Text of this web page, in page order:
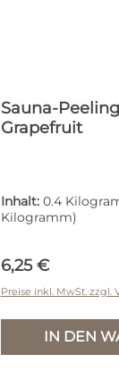
Sauna-
Grapefruit
Inhalt: 0.4
Kilogramm)
Regulärer Preis:
6,25 €
Preise inkl. MwSt. zzgl.
IN DEN